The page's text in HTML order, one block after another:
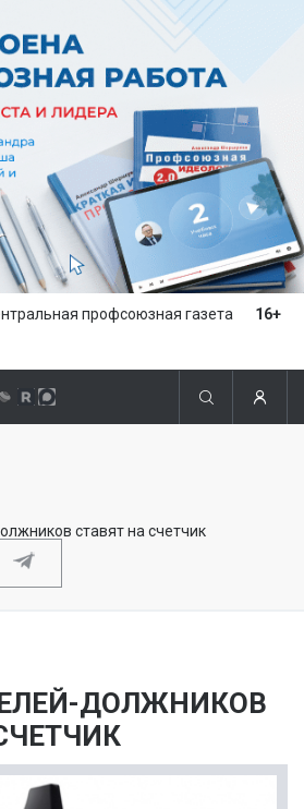
профсоюзная газета 16+
ставят на счетчик
ДОЛЖНИКОВ